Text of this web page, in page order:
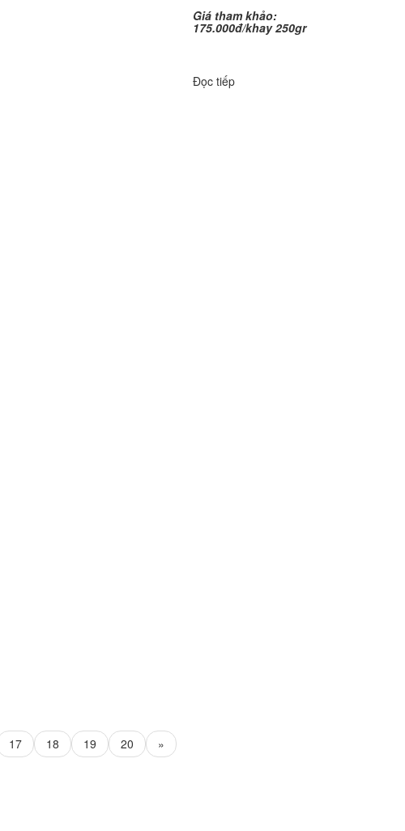
Giá tham khảo:
175.000đ/khay 250gr
Đọc tiếp
17 18 19 20 »